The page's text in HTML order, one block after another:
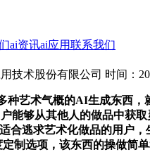
ai资讯ai应用联系我们
技术股份有限公司 时间：
艺术气概的AI生成东西，
能够从其他人的做品中获
合逃求艺术化做品的用户
制选项，该东西的操做简